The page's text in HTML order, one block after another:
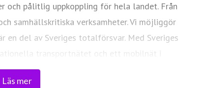
Läs mer
och pålitlig uppkoppling för hela landet. Från
samhällskritiska verksamheter. Vi möjliggör
en del av Sveriges totalförsvar. Med Sveriges
transportnätet och ett mobilnät i
och mer meningsfull vardag och framtid.